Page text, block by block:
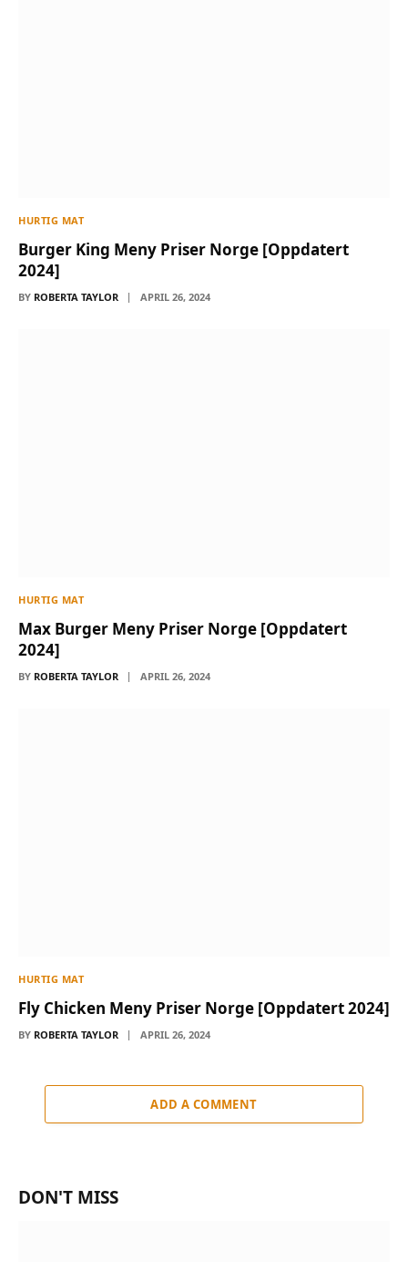
HURTIG MAT
Burger King Meny Priser Norge [Oppdatert
2024]
BY ROBERTA TAYLOR APRIL 26, 2024
HURTIG MAT
Max Burger Meny Priser Norge [Oppdatert
2024]
BY ROBERTA TAYLOR APRIL 26, 2024
HURTIG MAT
Fly Chicken Meny Priser Norge [Oppdatert 2024]
BY ROBERTA TAYLOR APRIL 26, 2024
ADD A COMMENT
DON'T MISS